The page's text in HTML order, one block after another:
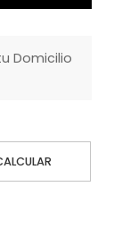
Domicilio